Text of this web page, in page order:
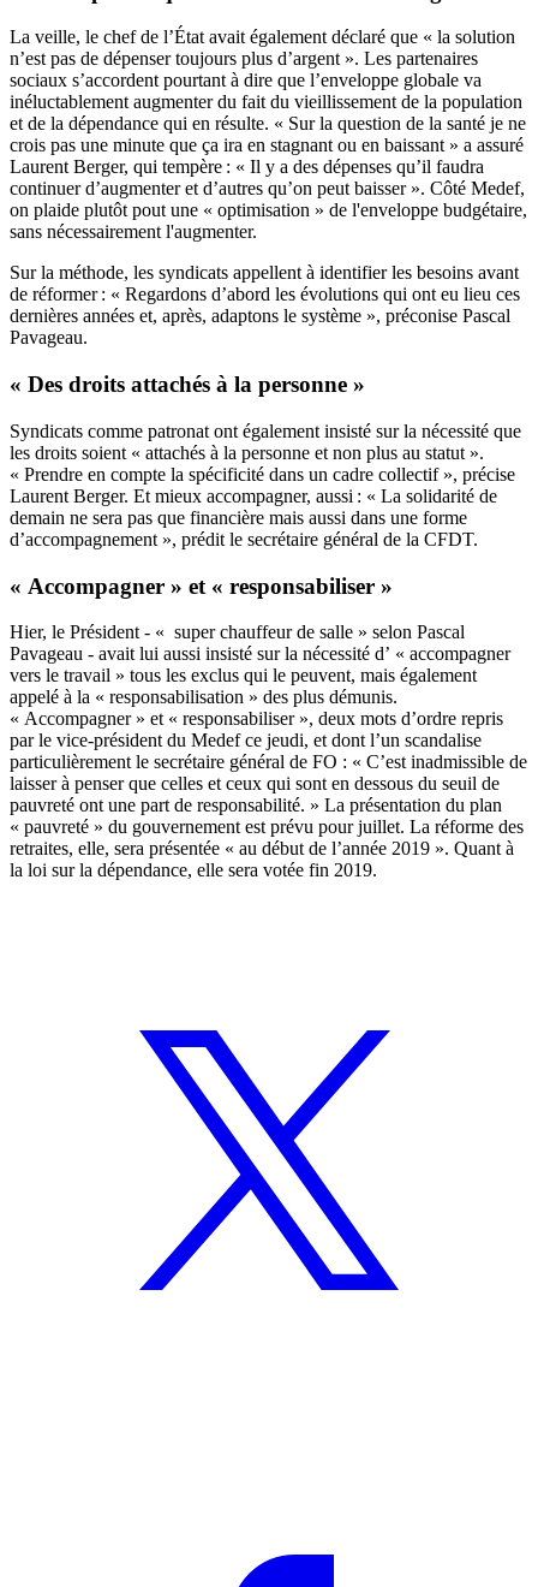
La veille, le chef de l’État avait également déclaré que « la solution
n’est pas de dépenser toujours plus d’argent ». Les partenaires
sociaux s’accordent pourtant à dire que l’enveloppe globale va
inéluctablement augmenter du fait du vieillissement de la population
et de la dépendance qui en résulte. « Sur la question de la santé je ne
crois pas une minute que ça ira en stagnant ou en baissant » a assuré
Laurent Berger, qui tempère : « Il y a des dépenses qu’il faudra
continuer d’augmenter et d’autres qu’on peut baisser ». Côté Medef,
on plaide plutôt pout une « optimisation » de l'enveloppe budgétaire,
sans nécessairement l'augmenter.
Sur la méthode, les syndicats appellent à identifier les besoins avant
de réformer : « Regardons d’abord les évolutions qui ont eu lieu ces
dernières années et, après, adaptons le système », préconise Pascal
Pavageau.
« Des droits attachés à la personne »
Syndicats comme patronat ont également insisté sur la nécessité que
les droits soient « attachés à la personne et non plus au statut ».
« Prendre en compte la spécificité dans un cadre collectif », précise
Laurent Berger. Et mieux accompagner, aussi : « La solidarité de
demain ne sera pas que financière mais aussi dans une forme
d’accompagnement », prédit le secrétaire général de la CFDT.
« Accompagner » et « responsabiliser »
Hier, le Président - « super chauffeur de salle » selon Pascal
Pavageau - avait lui aussi insisté sur la nécessité d’ « accompagner
vers le travail » tous les exclus qui le peuvent, mais également
appelé à la « responsabilisation » des plus démunis.
« Accompagner » et « responsabiliser », deux mots d’ordre repris
par le vice-président du Medef ce jeudi, et dont l’un scandalise
particulièrement le secrétaire général de FO : « C’est inadmissible de
laisser à penser que celles et ceux qui sont en dessous du seuil de
pauvreté ont une part de responsabilité. » La présentation du plan
« pauvreté » du gouvernement est prévu pour juillet. La réforme des
retraites, elle, sera présentée « au début de l’année 2019 ». Quant à
la loi sur la dépendance, elle sera votée fin 2019.